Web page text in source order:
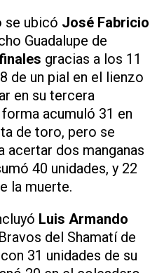
se ubicó José Fabricio
Guadalupe de
gracias a los 11
de un pial en el lienzo
en su tercera
acumuló 31 en
de toro, pero se
acertar dos manganas
40 unidades, y 22
la muerte.
Luis Armando
del Shamatí de
31 unidades de su